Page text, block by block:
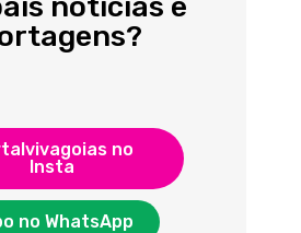
no
Insta
no WhatsApp